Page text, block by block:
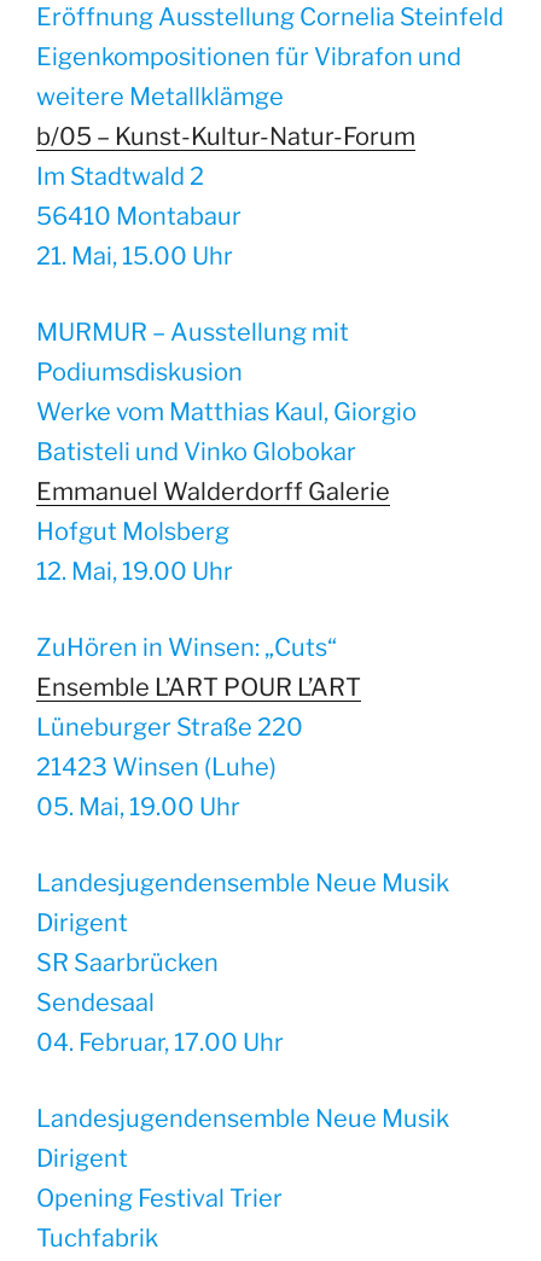
Eröffnung Ausstellung Cornelia Steinfeld
Eigenkompositionen für Vibrafon und
weitere Metallklämge
b/05 – Kunst-Kultur-Natur-Forum
Im Stadtwald 2
56410 Montabaur
21. Mai, 15.00 Uhr
MURMUR – Ausstellung mit
Podiumsdiskusion
Werke vom Matthias Kaul, Giorgio
Batisteli und Vinko Globokar
Emmanuel Walderdorff Galerie
Hofgut Molsberg
12. Mai, 19.00 Uhr
ZuHören in Winsen: „Cuts“
Ensemble L’ART POUR L’ART
Lüneburger Straße 220
21423 Winsen (Luhe)
05. Mai, 19.00 Uhr
Landesjugendensemble Neue Musik
Dirigent
SR Saarbrücken
Sendesaal
04. Februar, 17.00 Uhr
Landesjugendensemble Neue Musik
Dirigent
Opening Festival Trier
Tuchfabrik